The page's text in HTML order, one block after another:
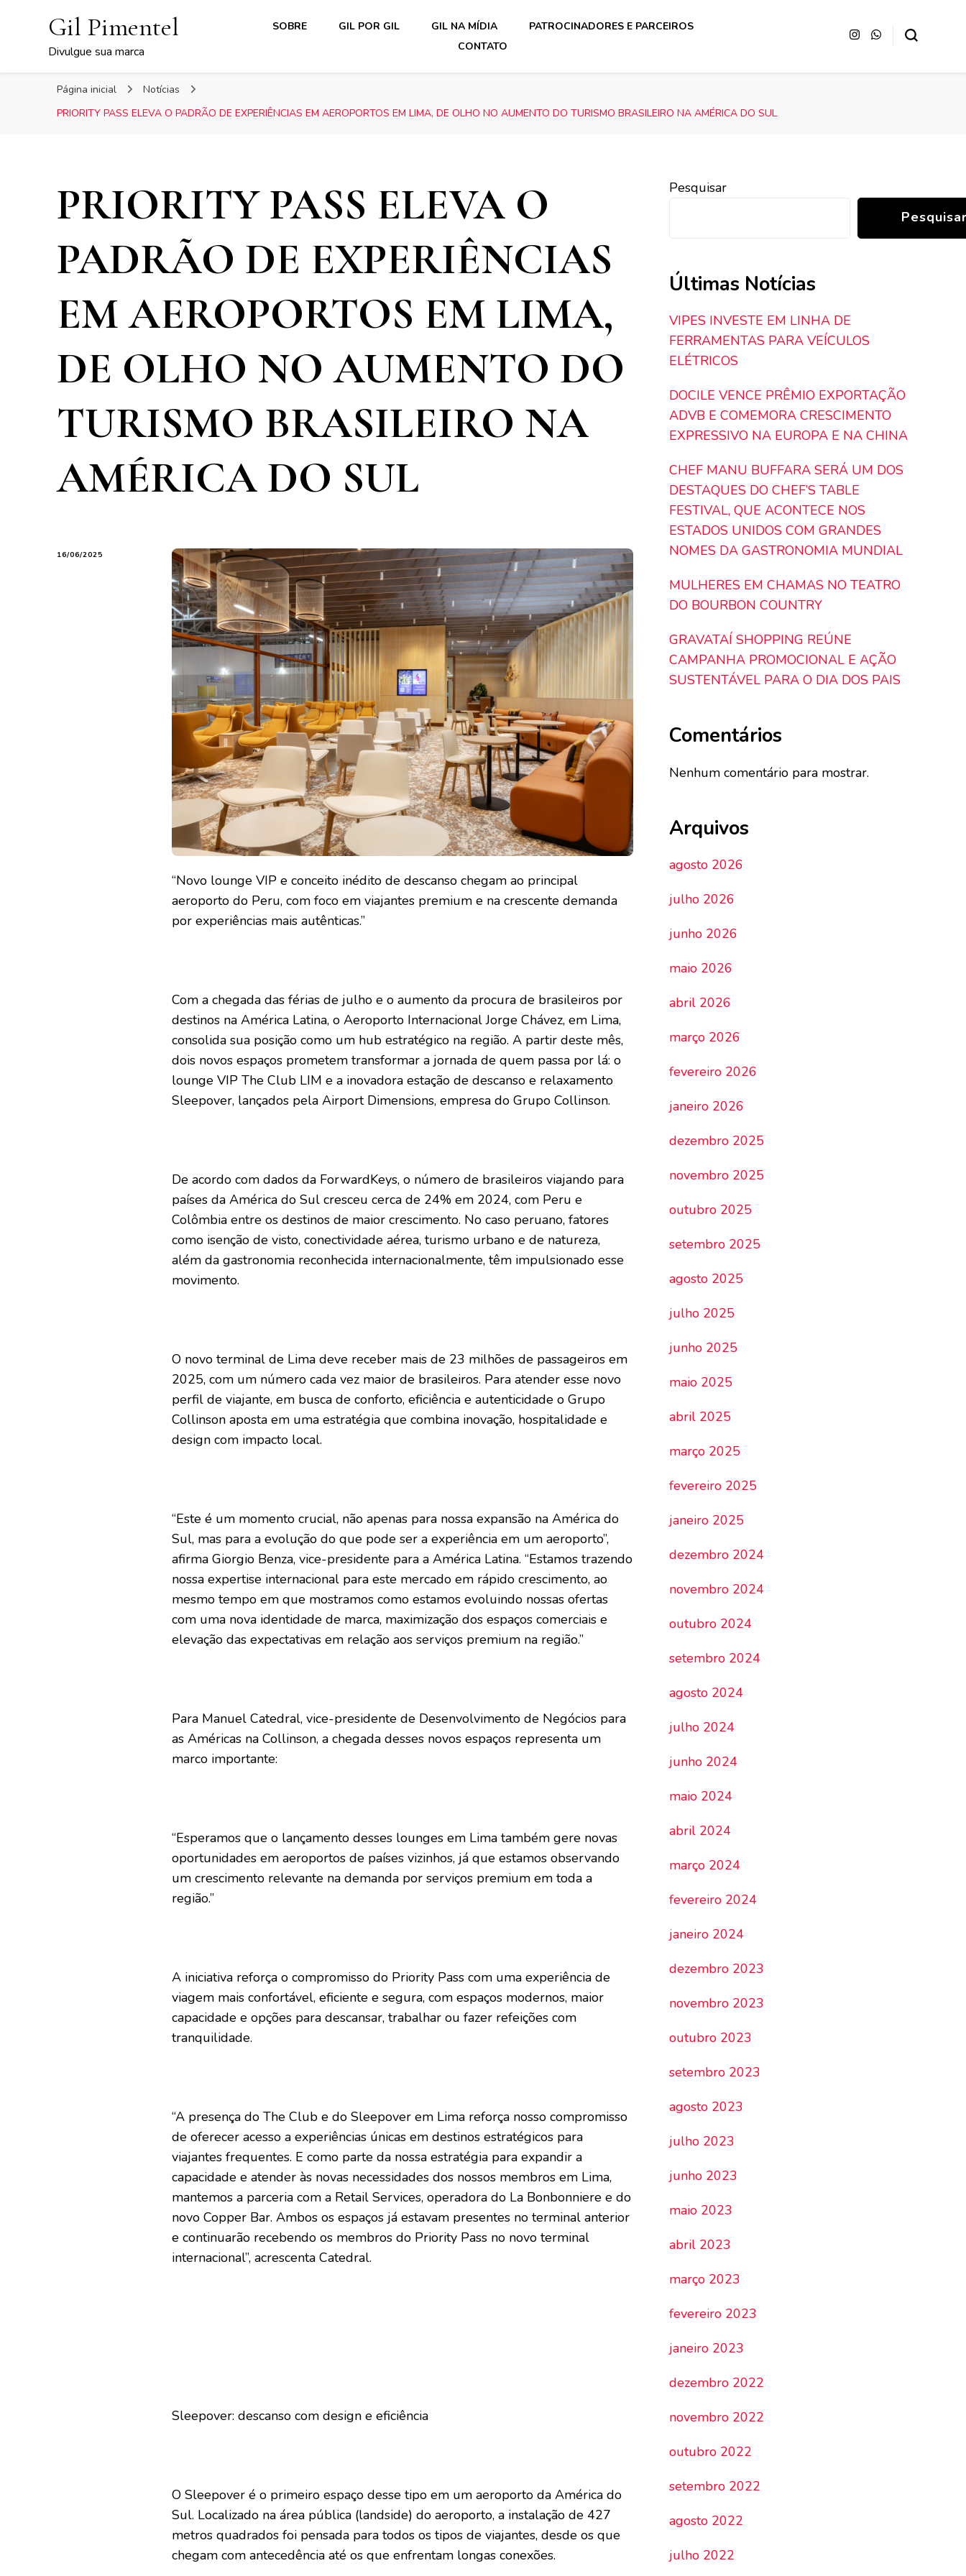
Gil Pimentel
Divulgue sua marca
SOBRE GIL POR GIL GIL NA MÍDIA
PATROCINADORES E PARCEIROS
CONTATO
Página inicial
Notícias
PRIORITY PASS ELEVA O PADRÃO DE EXPERIÊNCIAS EM AEROPORTOS EM LIMA, DE OLHO NO AUMENTO DO TURISMO BRASILEIRO NA AMÉRICA DO SUL
PRIORITY PASS ELEVA O
PADRÃO DE EXPERIÊNCIAS
EM AEROPORTOS EM LIMA,
DE OLHO NO AUMENTO DO
TURISMO BRASILEIRO NA
AMÉRICA DO SUL
16/06/2025
“Novo lounge VIP e conceito inédito de descanso chegam ao principal
aeroporto do Peru, com foco em viajantes premium e na crescente demanda
por experiências mais autênticas.”
Com a chegada das férias de julho e o aumento da procura de brasileiros por
destinos na América Latina, o Aeroporto Internacional Jorge Chávez, em Lima,
consolida sua posição como um hub estratégico na região. A partir deste mês,
dois novos espaços prometem transformar a jornada de quem passa por lá: o
lounge VIP The Club LIM e a inovadora estação de descanso e relaxamento
Sleepover, lançados pela Airport Dimensions, empresa do Grupo Collinson.
De acordo com dados da ForwardKeys, o número de brasileiros viajando para
países da América do Sul cresceu cerca de 24% em 2024, com Peru e
Colômbia entre os destinos de maior crescimento. No caso peruano, fatores
como isenção de visto, conectividade aérea, turismo urbano e de natureza,
além da gastronomia reconhecida internacionalmente, têm impulsionado esse
movimento.
O novo terminal de Lima deve receber mais de 23 milhões de passageiros em
2025, com um número cada vez maior de brasileiros. Para atender esse novo
perfil de viajante, em busca de conforto, eficiência e autenticidade o Grupo
Collinson aposta em uma estratégia que combina inovação, hospitalidade e
design com impacto local.
“Este é um momento crucial, não apenas para nossa expansão na América do
Sul, mas para a evolução do que pode ser a experiência em um aeroporto”,
afirma Giorgio Benza, vice-presidente para a América Latina. “Estamos trazendo
nossa expertise internacional para este mercado em rápido crescimento, ao
mesmo tempo em que mostramos como estamos evoluindo nossas ofertas
com uma nova identidade de marca, maximização dos espaços comerciais e
elevação das expectativas em relação aos serviços premium na região.”
Para Manuel Catedral, vice-presidente de Desenvolvimento de Negócios para
as Américas na Collinson, a chegada desses novos espaços representa um
marco importante:
“Esperamos que o lançamento desses lounges em Lima também gere novas
oportunidades em aeroportos de países vizinhos, já que estamos observando
um crescimento relevante na demanda por serviços premium em toda a
região.”
A iniciativa reforça o compromisso do Priority Pass com uma experiência de
viagem mais confortável, eficiente e segura, com espaços modernos, maior
capacidade e opções para descansar, trabalhar ou fazer refeições com
tranquilidade.
“A presença do The Club e do Sleepover em Lima reforça nosso compromisso
de oferecer acesso a experiências únicas em destinos estratégicos para
viajantes frequentes. E como parte da nossa estratégia para expandir a
capacidade e atender às novas necessidades dos nossos membros em Lima,
mantemos a parceria com a Retail Services, operadora do La Bonbonniere e do
novo Copper Bar. Ambos os espaços já estavam presentes no terminal anterior
e continuarão recebendo os membros do Priority Pass no novo terminal
internacional”, acrescenta Catedral.
Sleepover: descanso com design e eficiência
O Sleepover é o primeiro espaço desse tipo em um aeroporto da América do
Sul. Localizado na área pública (landside) do aeroporto, a instalação de 427
metros quadrados foi pensada para todos os tipos de viajantes, desde os que
chegam com antecedência até os que enfrentam longas conexões.
Pesquisar
Últimas Notícias
VIPES INVESTE EM LINHA DE
FERRAMENTAS PARA VEÍCULOS
ELÉTRICOS
DOCILE VENCE PRÊMIO EXPORTAÇÃO
ADVB E COMEMORA CRESCIMENTO
EXPRESSIVO NA EUROPA E NA CHINA
CHEF MANU BUFFARA SERÁ UM DOS
DESTAQUES DO CHEF’S TABLE
FESTIVAL, QUE ACONTECE NOS
ESTADOS UNIDOS COM GRANDES
NOMES DA GASTRONOMIA MUNDIAL
MULHERES EM CHAMAS NO TEATRO
DO BOURBON COUNTRY
GRAVATAÍ SHOPPING REÚNE
CAMPANHA PROMOCIONAL E AÇÃO
SUSTENTÁVEL PARA O DIA DOS PAIS
Comentários
Nenhum comentário para mostrar.
Arquivos
agosto 2026
julho 2026
junho 2026
maio 2026
abril 2026
março 2026
fevereiro 2026
janeiro 2026
dezembro 2025
novembro 2025
outubro 2025
setembro 2025
agosto 2025
julho 2025
junho 2025
maio 2025
abril 2025
março 2025
fevereiro 2025
janeiro 2025
dezembro 2024
novembro 2024
outubro 2024
setembro 2024
agosto 2024
julho 2024
junho 2024
maio 2024
abril 2024
março 2024
fevereiro 2024
janeiro 2024
dezembro 2023
novembro 2023
outubro 2023
setembro 2023
agosto 2023
julho 2023
junho 2023
maio 2023
abril 2023
março 2023
fevereiro 2023
janeiro 2023
dezembro 2022
novembro 2022
outubro 2022
setembro 2022
agosto 2022
julho 2022